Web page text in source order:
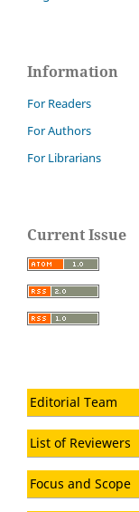
Information
For Readers
For Authors
For Librarians
Current Issue
Editorial Team
List of Reviewers
Focus and Scope